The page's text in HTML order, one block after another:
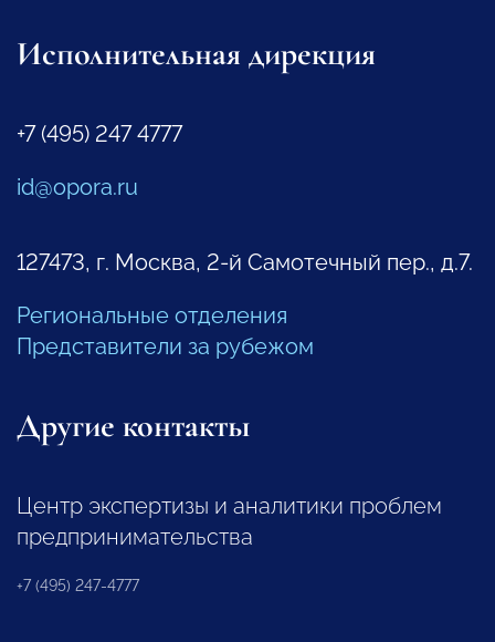
Исполнительная дирекция
+7 (495) 247 4777
id@opora.ru
127473, г. Москва, 2-й Самотечный пер., д.7.
Региональные отделения
Представители за рубежом
Другие контакты
Центр экспертизы и аналитики проблем
предпринимательства
+7 (495) 247-4777